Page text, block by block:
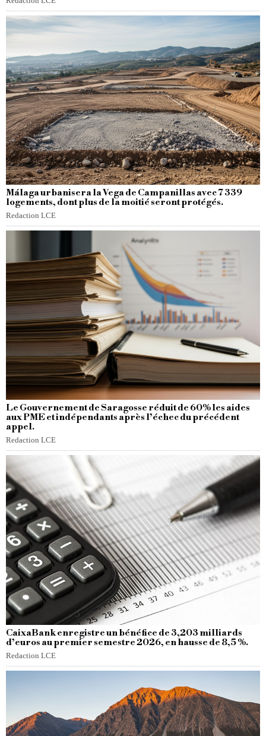
Málaga urbanisera la Vega de Campanillas avec 7 339
logements, dont plus de la moitié seront protégés.
Redaction LCE
Le Gouvernement de Saragosse réduit de 60% les aides
aux PME et indépendants après l’échec du précédent
appel.
Redaction LCE
CaixaBank enregistre un bénéfice de 3,203 milliards
d’euros au premier semestre 2026, en hausse de 8,5 %.
Redaction LCE